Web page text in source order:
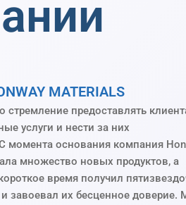
MATERIALS
стремление предоставлять
услуги и нести за них
момента основания компания
множество новых продуктов, а
время получил
завоевал их бесценное доверие.